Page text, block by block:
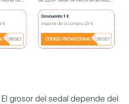
grosor del sedal depende del